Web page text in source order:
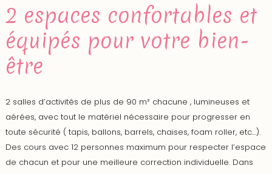
2 espaces confortables et
équipés pour votre bien-
être
2 salles d’activités de plus de 90 m² chacune , lumineuses et
aérées, avec tout le matériel nécessaire pour progresser en
toute sécurité ( tapis, ballons, barrels, chaises, foam roller, etc…).
Des cours avec 12 personnes maximum pour respecter l’espace
de chacun et pour une meilleure correction individuelle. Dans